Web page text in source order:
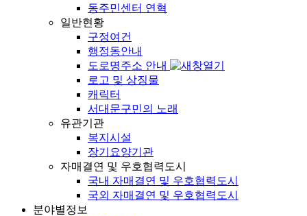
동주민센터 연혁
일반현황
구정여건
행정동안내
도로명주소 안내
로고 및 상징물
캐릭터
서대문구민의 노래
유관기관
복지시설
장기요양기관
자매결연 및 우호협력도시
국내 자매결연 및 우호협력도시
국외 자매결연 및 우호협력도시
분야별정보